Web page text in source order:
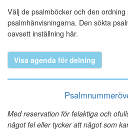
Välj de psalmböcker och den
psalmhänvisningarna. Den sökta
oavsett inställning här.
Visa agenda för delning
Med reservation för felaktiga och
något fel eller tycker att något som